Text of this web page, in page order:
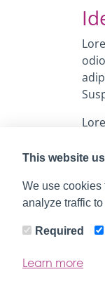
This website
We use cookies
analyze traffic
Required
Learn more